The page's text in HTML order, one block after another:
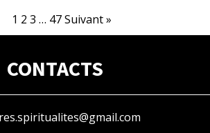
1 2 3 … 47Suivant »
CONTACTS